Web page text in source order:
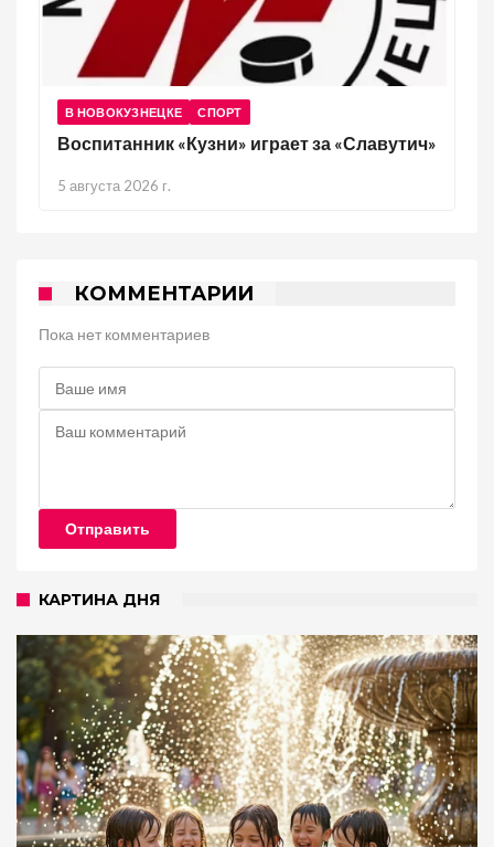
В НОВОКУЗНЕЦКЕ СПОРТ
Воспитанник «Кузни» играет за «Славутич»
5 августа 2026 г.
КОММЕНТАРИИ
Пока нет комментариев
Отправить
КАРТИНА ДНЯ